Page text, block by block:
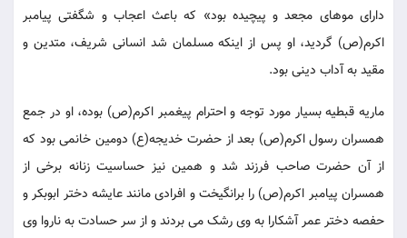
دارای موهای مجعد و پیچیده بود» که باعث اعجاب و شگفتی پیامبر
اکرم(ص) گردید، او پس از اینکه مسلمان شد انسانی شریف، متدین و
مقید به آداب دینی بود.
ماریه قبطیه بسیار مورد توجه و احترام پیغمبر اکرم(ص) بوده، او در جمع
همسران رسول اکرم(ص) بعد از حضرت خدیجه(ع) دومین خانمی بود که
از آن حضرت صاحب فرزند شد و همین نیز حساسیت زنانه برخی از
همسران پیامبر اکرم(ص) را برانگیخت و افرادی مانند عایشه دختر ابوبکر و
حفصه دختر عمر آشکارا به وی رشک می بردند و از سر حسادت به ناروا وی